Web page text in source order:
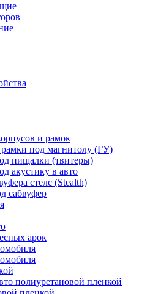
и рамок
под магнитолу (ГУ)
пищалки (твитеры)
акустику в авто
стелс (Stealth)
сабвуфер
арок
полиуретановой пленкой